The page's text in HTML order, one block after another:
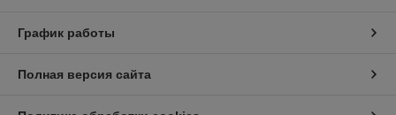
График работы
Полная версия сайта